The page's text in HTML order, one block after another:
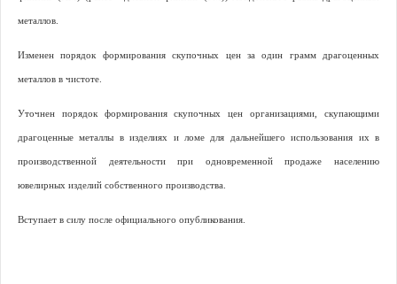
металлов.
Изменен порядок формирования скупочных цен за один грамм драгоценных
металлов в чистоте.
Уточнен порядок формирования скупочных цен организациями, скупающими
драгоценные металлы в изделиях и ломе для дальнейшего использования их в
производственной деятельности при одновременной продаже населению
ювелирных изделий собственного производства.
Вступает в силу после официального опубликования.